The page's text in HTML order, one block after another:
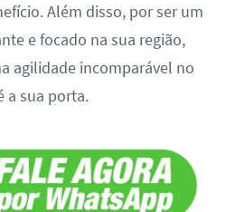
Além disso, por ser um
e focado na sua região,
agilidade incomparável no
a sua porta.